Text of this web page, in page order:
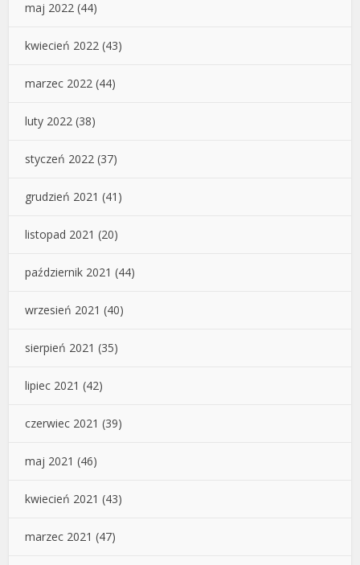
maj 2022 (44)
kwiecień 2022 (43)
marzec 2022 (44)
luty 2022 (38)
styczeń 2022 (37)
grudzień 2021 (41)
listopad 2021 (20)
październik 2021 (44)
wrzesień 2021 (40)
sierpień 2021 (35)
lipiec 2021 (42)
czerwiec 2021 (39)
maj 2021 (46)
kwiecień 2021 (43)
marzec 2021 (47)